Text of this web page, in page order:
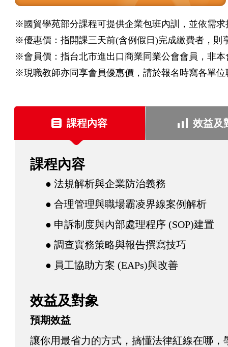
※國貿學苑部分課程可提供企業包班內訓，並依需求
※優惠價：指開課三天前(含例假日)完成繳費者，則
※會員價：指台北市進出口商業同業公會會員，非本
※現職教師亦同享會員優惠價，請於報名時寫各單位
課
資
課程內容 效益及
課程內容
● 法規解析與企業防治義務
● 合理管理與職場霸凌界線案例解析
● 申訴制度與內部處理程序 (SOP)建置
● 調查實務策略與報告撰寫技巧
● 員工協助方案 (EAPs)與改善
效益及對象
預期效益
讓你用最省力的方式，搞懂法律紅線在哪